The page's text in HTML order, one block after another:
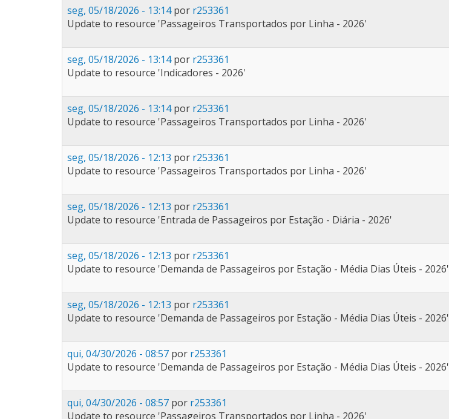
seg, 05/18/2026 - 13:14por r253361
Update to resource 'Passageiros Transportados por Linha - 2026'
seg, 05/18/2026 - 13:14por r253361
Update to resource 'Indicadores - 2026'
seg, 05/18/2026 - 13:14por r253361
Update to resource 'Passageiros Transportados por Linha - 2026'
seg, 05/18/2026 - 12:13 por r253361
Update to resource 'Passageiros Transportados por Linha - 2026'
seg, 05/18/2026 - 12:13 por r253361
Update to resource 'Entrada de Passageiros por Estação - Diária - 2026'
seg, 05/18/2026 - 12:13 por r253361
Update to resource 'Demanda de Passageiros por Estação - Média Dias Úteis - 2026'
seg, 05/18/2026 - 12:13 por r253361
Update to resource 'Demanda de Passageiros por Estação - Média Dias Úteis - 2026'
qui, 04/30/2026 - 08:57 por r253361
Update to resource 'Demanda de Passageiros por Estação - Média Dias Úteis - 2026'
qui, 04/30/2026 - 08:57 por r253361
Update to resource 'Passageiros Transportados por Linha - 2026'